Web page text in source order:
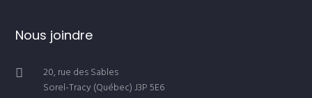
Nous joindre
20, rue des Sables
Sorel-Tracy (Québec) J3P 5E6